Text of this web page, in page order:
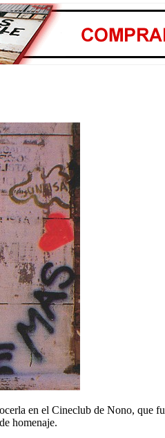
en el Cineclub de Nono, que
homenaje.